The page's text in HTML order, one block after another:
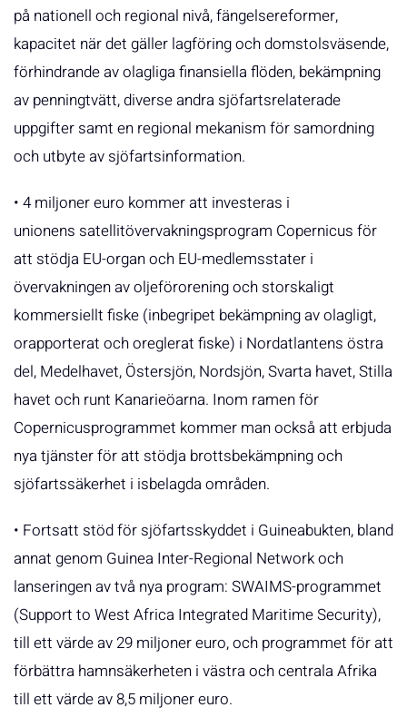
på nationell och regional nivå, fängelsereformer,
kapacitet när det gäller lagföring och domstolsväsende,
förhindrande av olagliga finansiella flöden, bekämpning
av penningtvätt, diverse andra sjöfartsrelaterade
uppgifter samt en regional mekanism för samordning
och utbyte av sjöfartsinformation.
• 4 miljoner euro kommer att investeras i
unionens satellitövervakningsprogram Copernicus för
att stödja EU-organ och EU-medlemsstater i
övervakningen av oljeförorening och storskaligt
kommersiellt fiske (inbegripet bekämpning av olagligt,
orapporterat och oreglerat fiske) i Nordatlantens östra
del, Medelhavet, Östersjön, Nordsjön, Svarta havet, Stilla
havet och runt Kanarieöarna. Inom ramen för
Copernicusprogrammet kommer man också att erbjuda
nya tjänster för att stödja brottsbekämpning och
sjöfartssäkerhet i isbelagda områden.
• Fortsatt stöd för sjöfartsskyddet i Guineabukten, bland
annat genom Guinea Inter-Regional Network och
lanseringen av två nya program: SWAIMS-programmet
(Support to West Africa Integrated Maritime Security),
till ett värde av 29 miljoner euro, och programmet för att
förbättra hamnsäkerheten i västra och centrala Afrika
till ett värde av 8,5 miljoner euro.